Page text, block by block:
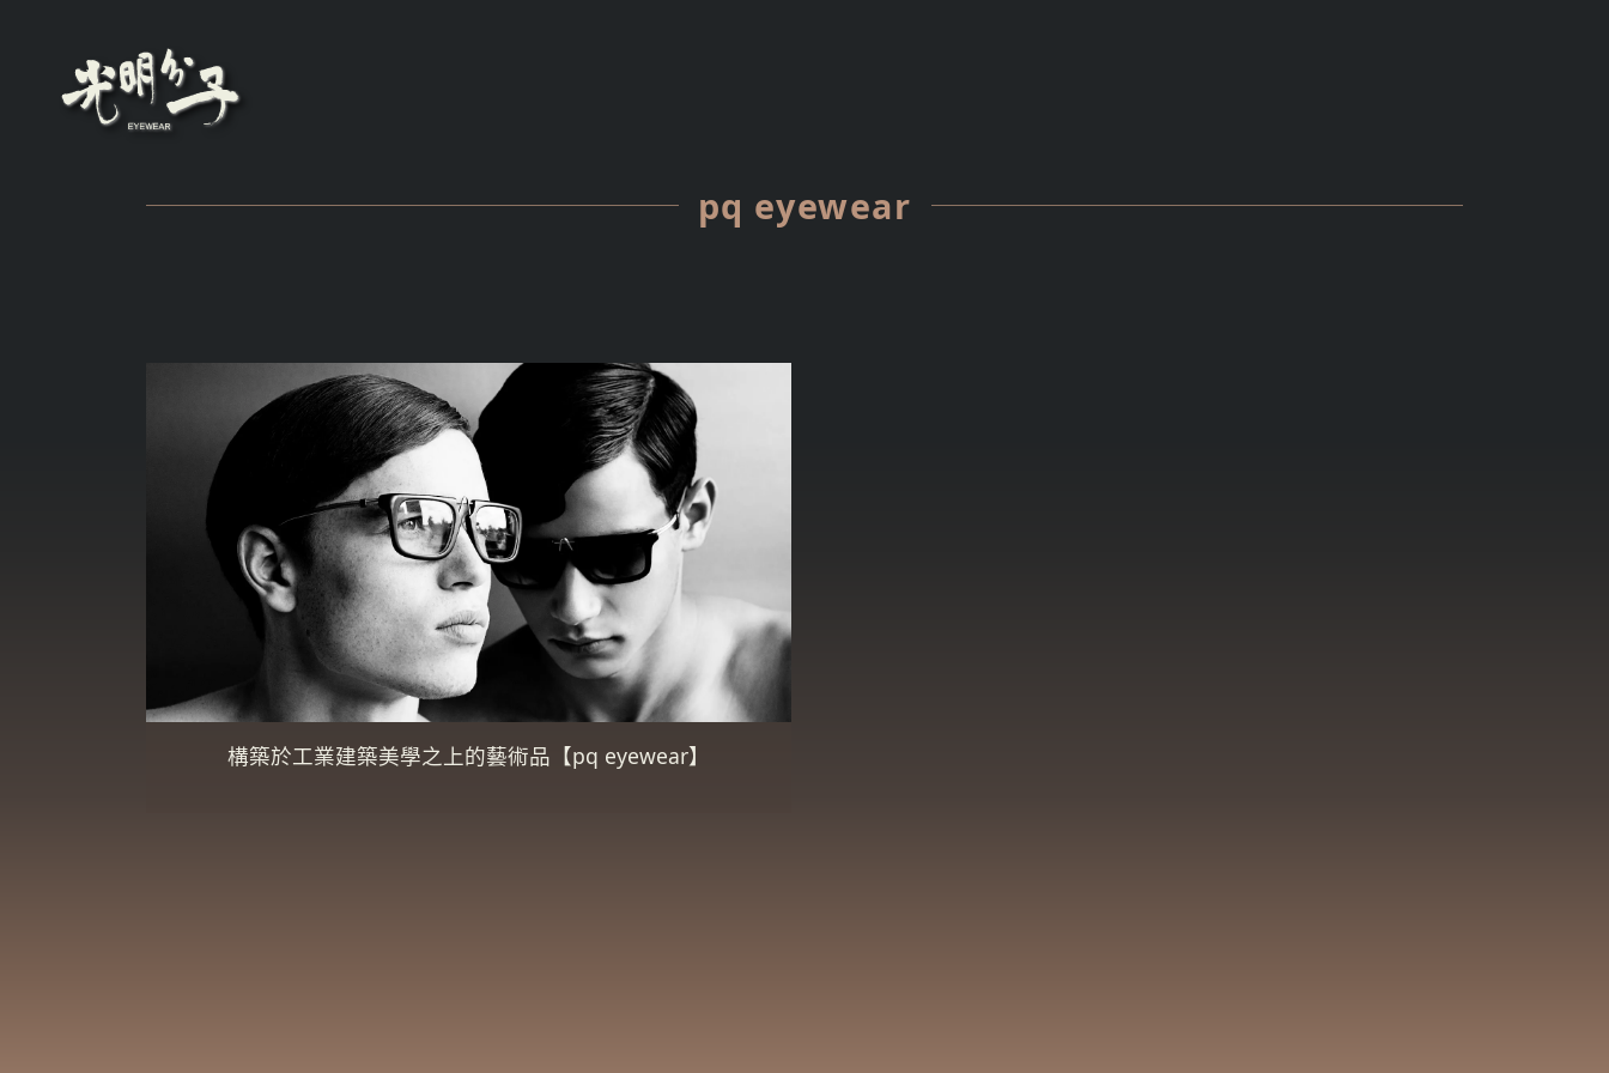
pq eyewear
構築於工業建築美學之上的藝術品【pq eyewear】